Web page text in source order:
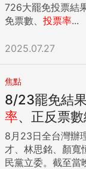
免票數、 投票率...
2025.07.27
焦點
8/23罷免結
率、正反票
8月23日全台灣辦
才、林思銘、顏寬
民黨立委。截至當